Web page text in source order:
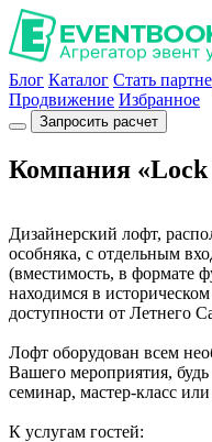
Блог Каталог Стать
Продвижение Избранное
Запросить расчет
Компания
Дизайнерский лофт,
особняка, с отдельным
(вместимость, в формате
находимся в
доступности от Летнего
Лофт оборудован всем
Вашего мероприятия,
семинар, мастер-класс
К услугам гостей: